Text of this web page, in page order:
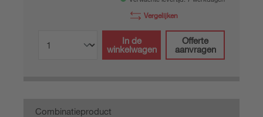
Vergelijken
In de
winkelwagen
Offerte
aanvragen
Combinatieproduct